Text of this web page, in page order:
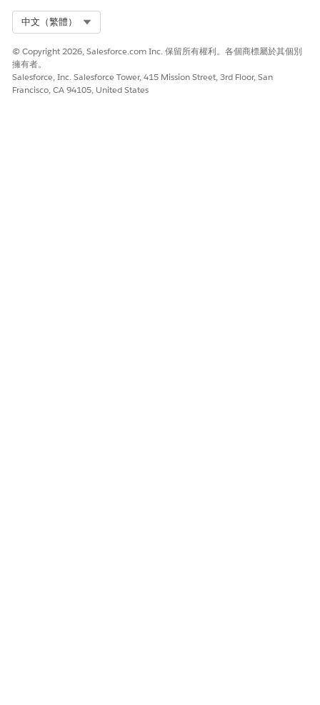
低度風險時機
如果 SAML 整合嚴格限制於內部隔離網路,其中所有流量已透過共同
TLS 加密,且裝置實體存取權受到嚴格控制。
業務與整合考量事項
中文（繁體）
© Copyright 2026, Salesforce.com Inc. 保留所有權利。各個商標屬於其個別
擁有者。
Salesforce, Inc. Salesforce Tower, 415 Mission Street, 3rd Floor, San
Francisco, CA 94105, United States